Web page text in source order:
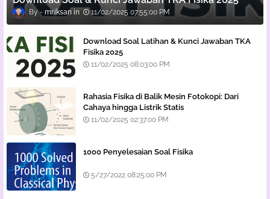
mr.iksan 11/02/2025 07:55:00 PM
Download Soal Latihan & Kunci Jawaban TKA
Fisika 2025
11/02/2025 08:03:00 PM
Rahasia Fisika di Balik Mesin Fotokopi: Dari
Cahaya hingga Listrik Statis
11/02/2025 02:37:00 PM
1000 Penyelesaian Soal Fisika
5/27/2022 08:25:00 PM